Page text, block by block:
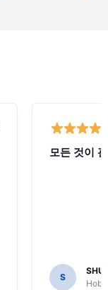
모든 것이
S